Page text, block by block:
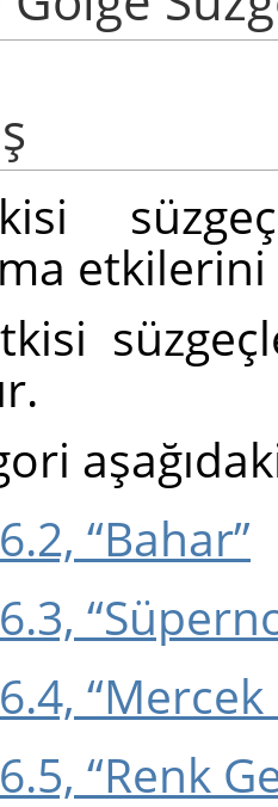
“Bahar”
6.3,
6.4,
6.5, “Renk